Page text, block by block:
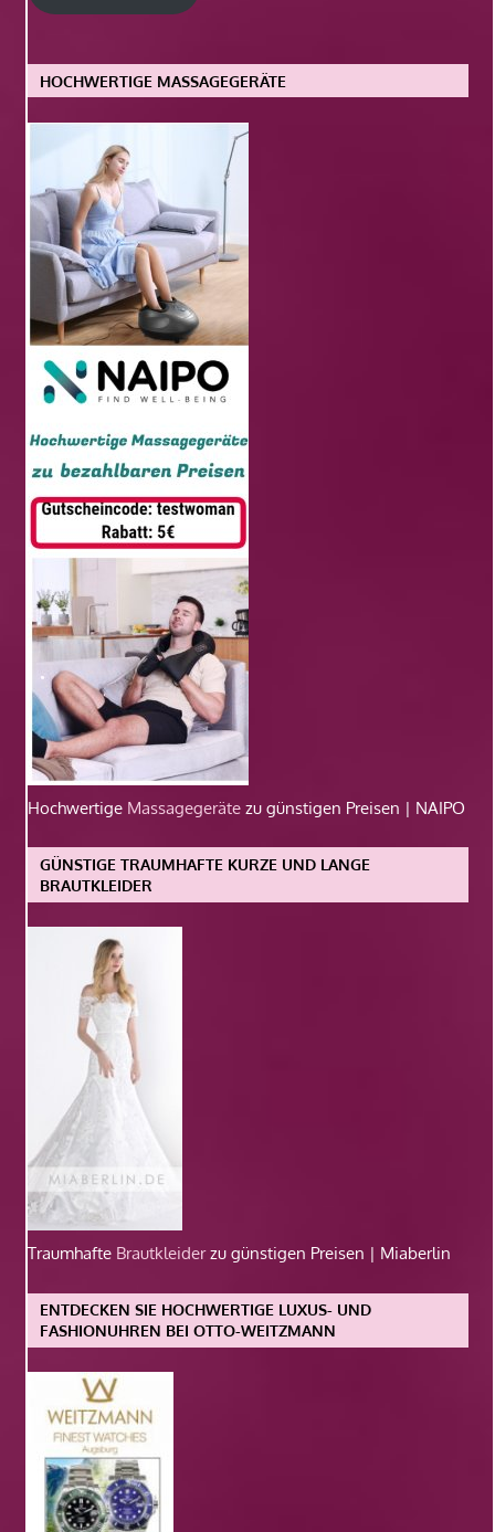
HOCHWERTIGE MASSAGEGERÄTE
Hochwertige Massagegeräte zu günstigen Preisen | NAIPO
GÜNSTIGE TRAUMHAFTE KURZE UND LANGE
BRAUTKLEIDER
Traumhafte Brautkleiderzu günstigen Preisen | Miaberlin
ENTDECKEN SIE HOCHWERTIGE LUXUS- UND
FASHIONUHREN BEI OTTO-WEITZMANN